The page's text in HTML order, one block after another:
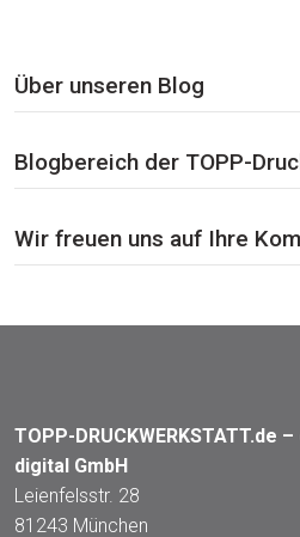
Über unseren Blog
Blogbereich der TOPP-
Wir freuen uns auf Ihre
TOPP-DRUCKWERKSTATT.de
digital GmbH
Leienfelsstr. 28
81243 München